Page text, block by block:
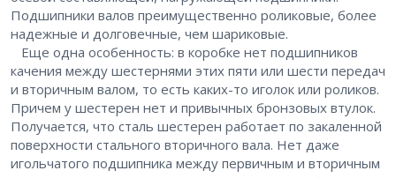
Подшипники валов преимущественно роликовые, более
надежные и долговечные, чем шариковые.
Еще одна особенность: в коробке нет подшипников
качения между шестернями этих пяти или шести передач
и вторичным валом, то есть каких-то иголок или роликов.
Причем у шестерен нет и привычных бронзовых втулок.
Получается, что сталь шестерен работает по закаленной
поверхности стального вторичного вала. Нет даже
игольчатого подшипника между первичным и вторичным